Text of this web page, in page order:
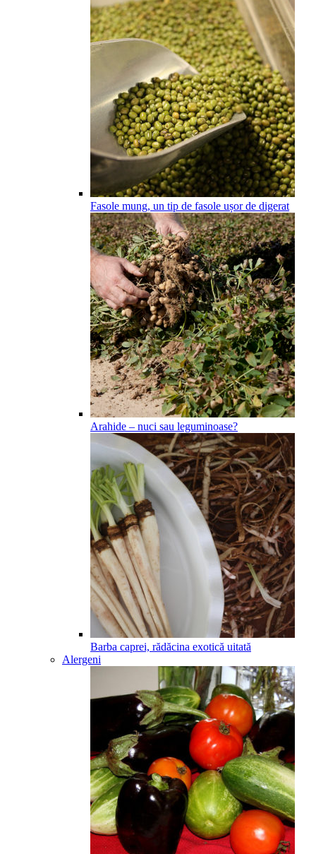
Fasole mung, un tip de fasole ușor de digerat
Arahide – nuci sau leguminoase?
Barba caprei, rădăcina exotică uitată
Alergeni